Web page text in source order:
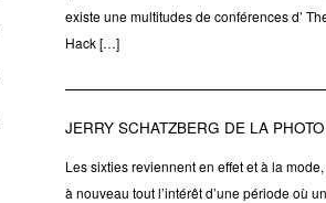
existe une multitudes de conférences d’
Hack […]
JERRY SCHATZBERG DE LA
Les sixties reviennent en effet et à la
à nouveau tout l’intérêt d’une période où